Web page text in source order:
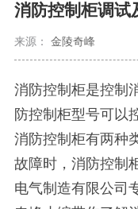
消防控制柜调试
来源： 金陵奇峰
消防控制柜是控制
防控制柜型号可以
消防控制柜有两种
故障时，消防控制
电气制造有限公司